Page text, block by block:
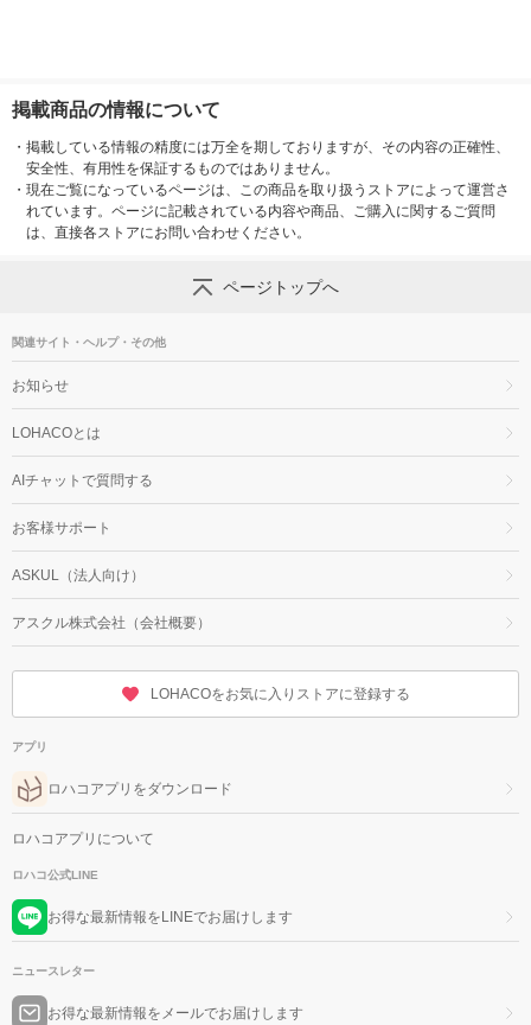
掲載商品の情報について
・ 掲載している情報の精度には万全を期しておりますが、その内容の正確性、
安全性、有用性を保証するものではありません。
・ 現在ご覧になっているページは、この商品を取り扱うストアによって運営さ
れています。ページに記載されている内容や商品、ご購入に関するご質問
は、直接各ストアにお問い合わせください。
ページトップへ
関連サイト・ヘルプ・その他
お知らせ
LOHACOとは
AIチャットで質問する
お客様サポート
ASKUL（法人向け）
アスクル株式会社（会社概要）
LOHACOをお気に入りストアに登録する
アプリ
ロハコアプリをダウンロード
ロハコアプリについて
ロハコ公式LINE
お得な最新情報をLINEでお届けします
ニュースレター
お得な最新情報をメールでお届けします